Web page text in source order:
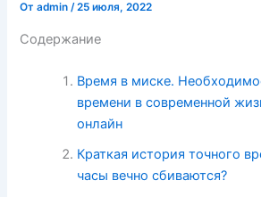
Отadmin/25 июля, 2022
Содержание
Время в миске.
времени в современной
онлайн
Краткая история точного
часы вечно сбиваются?